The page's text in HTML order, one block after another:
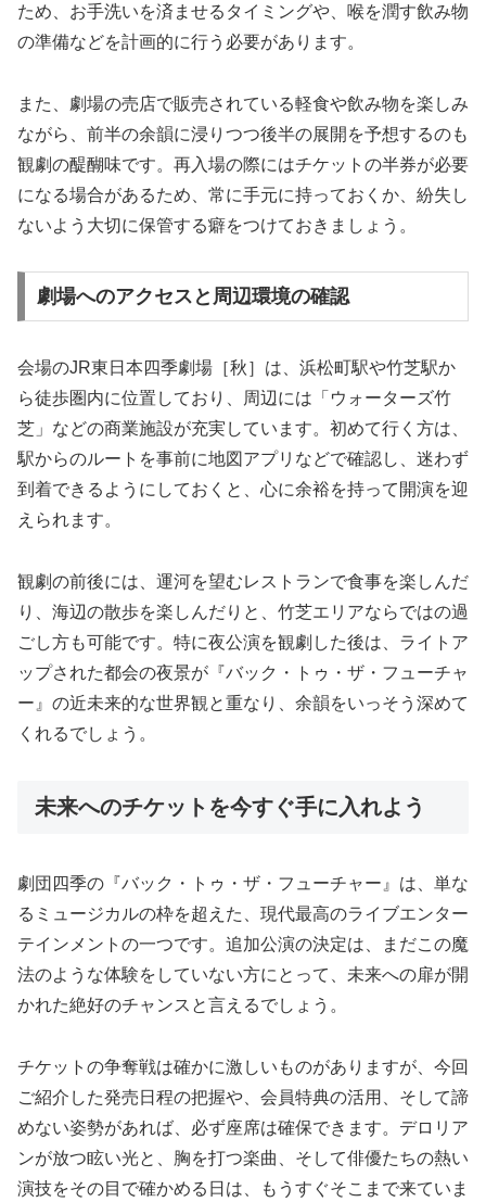
ため、お手洗いを済ませるタイミングや、喉を潤す飲み物
の準備などを計画的に行う必要があります。
また、劇場の売店で販売されている軽食や飲み物を楽しみ
ながら、前半の余韻に浸りつつ後半の展開を予想するのも
観劇の醍醐味です。再入場の際にはチケットの半券が必要
になる場合があるため、常に手元に持っておくか、紛失し
ないよう大切に保管する癖をつけておきましょう。
劇場へのアクセスと周辺環境の確認
会場のJR東日本四季劇場［秋］は、浜松町駅や竹芝駅か
ら徒歩圏内に位置しており、周辺には「ウォーターズ竹
芝」などの商業施設が充実しています。初めて行く方は、
駅からのルートを事前に地図アプリなどで確認し、迷わず
到着できるようにしておくと、心に余裕を持って開演を迎
えられます。
観劇の前後には、運河を望むレストランで食事を楽しんだ
り、海辺の散歩を楽しんだりと、竹芝エリアならではの過
ごし方も可能です。特に夜公演を観劇した後は、ライトア
ップされた都会の夜景が『バック・トゥ・ザ・フューチャ
ー』の近未来的な世界観と重なり、余韻をいっそう深めて
くれるでしょう。
未来へのチケットを今すぐ手に入れよう
劇団四季の『バック・トゥ・ザ・フューチャー』は、単な
るミュージカルの枠を超えた、現代最高のライブエンター
テインメントの一つです。追加公演の決定は、まだこの魔
法のような体験をしていない方にとって、未来への扉が開
かれた絶好のチャンスと言えるでしょう。
チケットの争奪戦は確かに激しいものがありますが、今回
ご紹介した発売日程の把握や、会員特典の活用、そして諦
めない姿勢があれば、必ず座席は確保できます。デロリア
ンが放つ眩い光と、胸を打つ楽曲、そして俳優たちの熱い
演技をその目で確かめる日は、もうすぐそこまで来ていま